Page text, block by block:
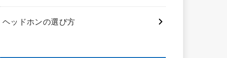
ヘッドホンの選び方